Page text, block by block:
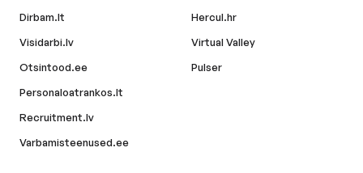
Dirbam.lt
Visidarbi.lv
Otsintood.ee
Personaloatrankos.lt
Recruitment.lv
Varbamisteenused.ee
Hercul.hr
Virtual Valley
Pulser